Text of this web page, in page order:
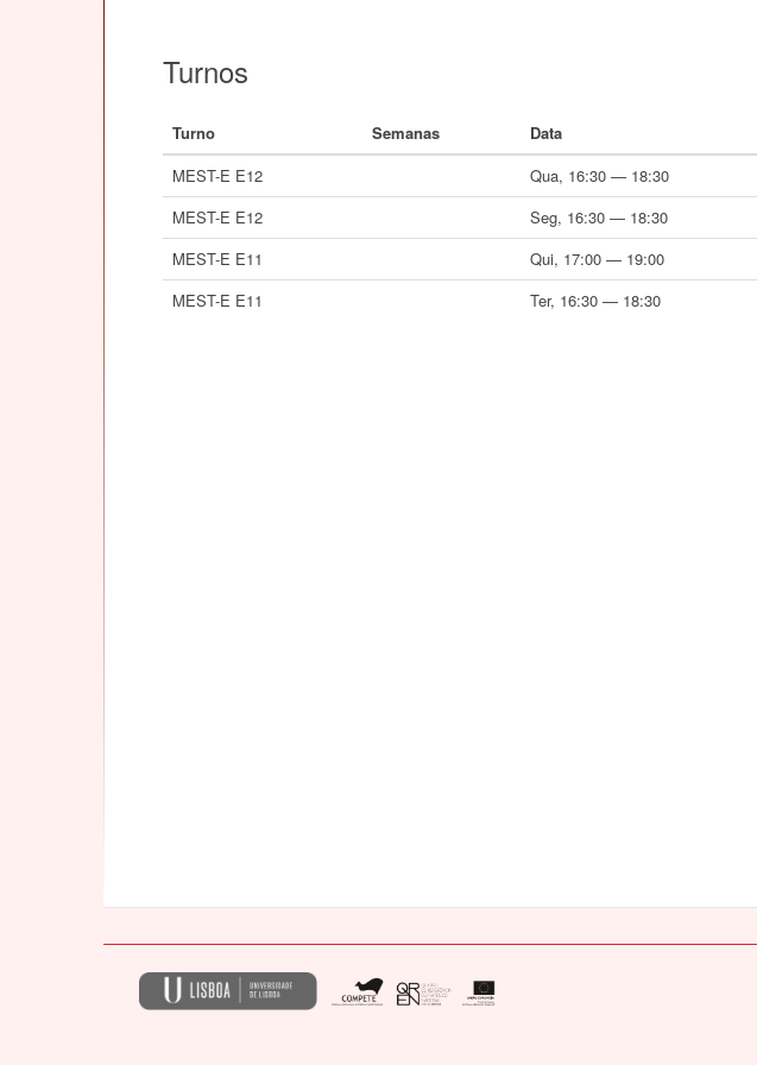
Turnos
Turno Semanas Data
MEST-E E12
Qua, 16:30 — 18:30
MEST-E E12
Seg, 16:30 — 18:30
MEST-E E11
Qui, 17:00 — 19:00
MEST-E E11
Ter, 16:30 — 18:30